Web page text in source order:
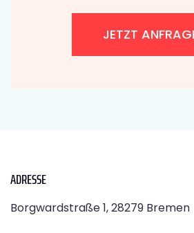
JETZT
ADRESSE
Borgwardstraße 1, 28279 Bremen